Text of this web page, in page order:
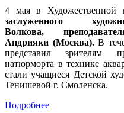
4 мая в Художественной
заслуженного
Волкова,
Андрияки (Москва).В
представил зрителям
натюрморта в технике
стали учащиеся Детской
Тенишевой г. Смоленска.
Подробнее